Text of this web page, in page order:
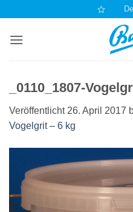
springen
_0110_1807-
Veröffentlicht 26. April 2017
Vogelgrit – 6 kg